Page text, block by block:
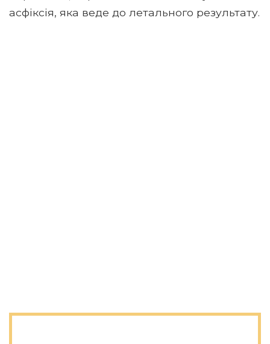
асфіксія, яка веде до летального результату.